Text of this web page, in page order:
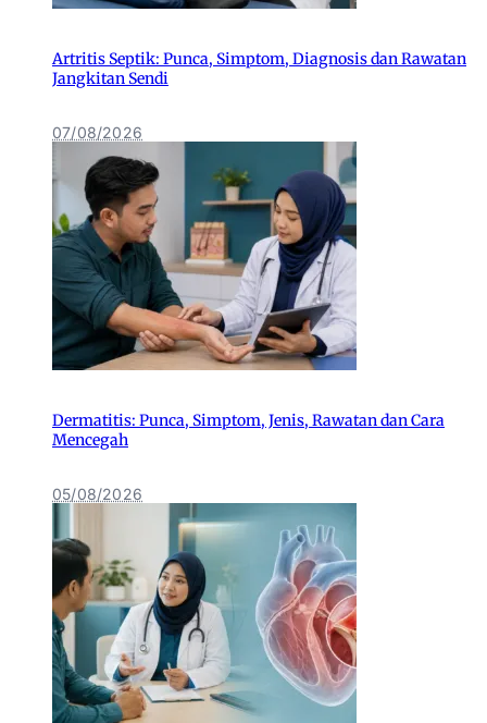
Artritis Septik: Punca, Simptom, Diagnosis dan Rawatan
Jangkitan Sendi
07/08/2026
Dermatitis: Punca, Simptom, Jenis, Rawatan dan Cara
Mencegah
05/08/2026